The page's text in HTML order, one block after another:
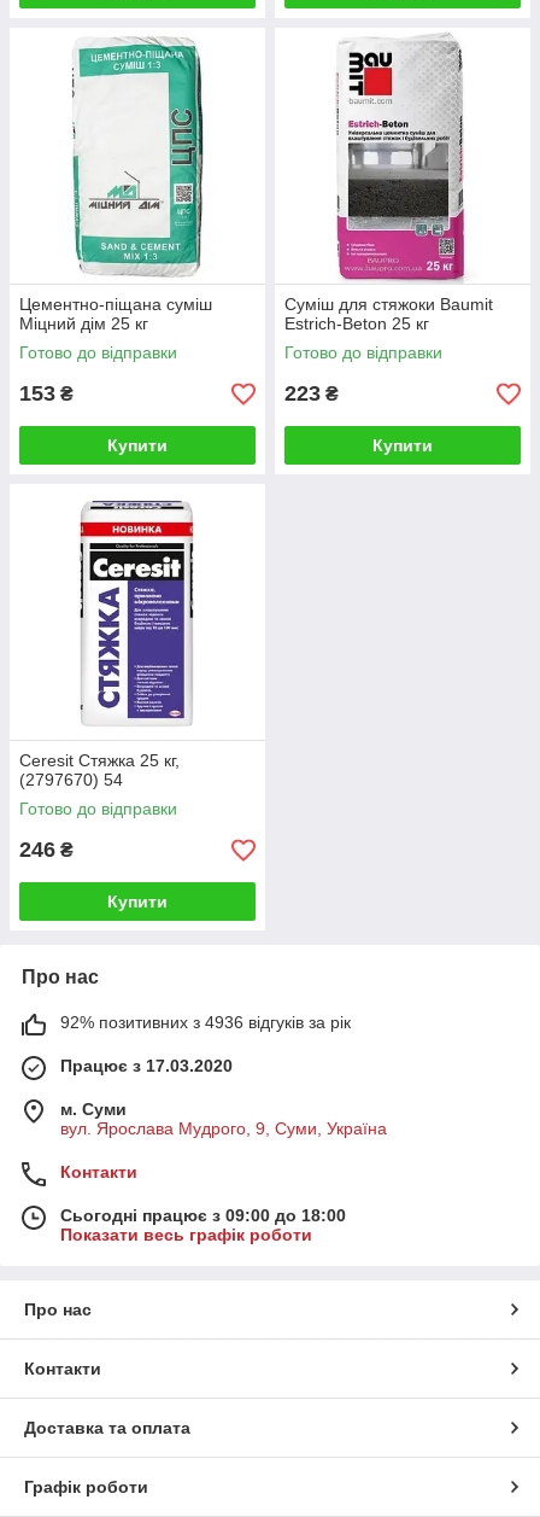
Цементно-піщана суміш
Міцний дім 25 кг
Готово до відправки
153 ₴
Купити
Суміш для стяжоки Baumit
Estrich-Beton 25 кг
Готово до відправки
223 ₴
Купити
Ceresit Стяжка 25 кг,
(2797670) 54
Готово до відправки
246 ₴
Купити
Про нас
92% позитивних з 4936 відгуків за рік
Працює з 17.03.2020
м. Суми
вул. Ярослава Мудрого, 9, Суми, Україна
Контакти
Сьогодні працює з 09:00 до 18:00
Показати весь графік роботи
Про нас
Контакти
Доставка та оплата
Графік роботи